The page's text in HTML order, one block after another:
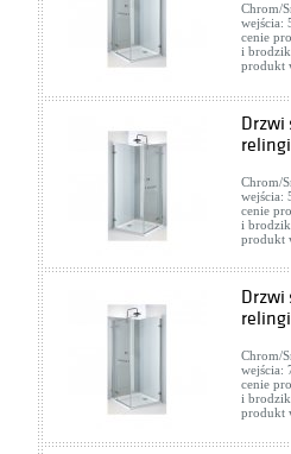
Chrom/
wejścia:
cenie
i
produkt
Drzwi
Chrom/
wejścia:
cenie
i
produkt
Drzwi
Chrom/
wejścia:
cenie
i
produkt